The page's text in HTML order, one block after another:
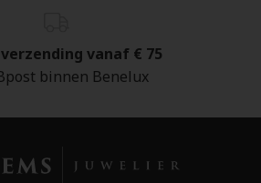
vanaf € 75
binnen Benelux